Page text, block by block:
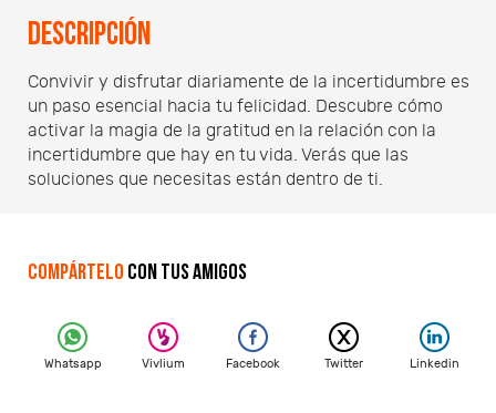
Descripción
Convivir y disfrutar diariamente de la incertidumbre es
un paso esencial hacia tu felicidad. Descubre cómo
activar la magia de la gratitud en la relación con la
incertidumbre que hay en tu vida. Verás que las
soluciones que necesitas están dentro de ti.
Compártelo con tus amigos
Whatsapp Vivlium Facebook Twitter Linkedin